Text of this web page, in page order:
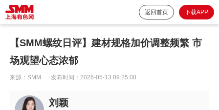
返回首页 下载APP
【SMM螺纹日评】建材规格加价调整频繁 市
场观望心态浓郁
来源： SMM 发布时间： 2026-05-13 09:25:00
刘颖